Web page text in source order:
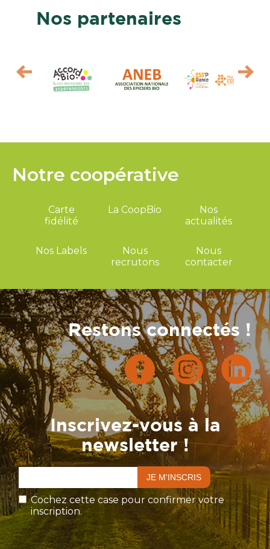
Nos partenaires
Restons connectés !
Inscrivez-vous à la
newsletter !
Cochez cette case pour confirmer votre
inscription.
Notre coopérative
Carte
fidélité
La CoopBio
Nos
actualités
Nos Labels
Nous
recrutons
Nous
contacter